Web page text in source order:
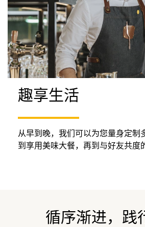
趣享生活
从早到晚，我们可以为您量身定制
到享用美味大餐，再到与好友共度
循序渐进，践